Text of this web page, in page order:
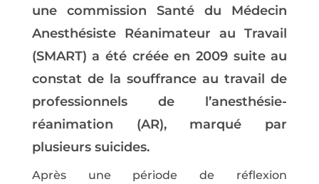
une commission Santé du Médecin
Anesthésiste Réanimateur au Travail
(SMART) a été créée en 2009 suite au
constat de la souffrance au travail de
professionnels de l’anesthésie-
réanimation (AR), marqué par
plusieurs suicides.
Après une période de réflexion